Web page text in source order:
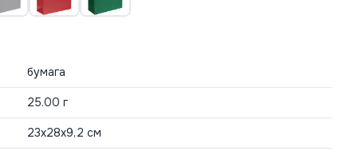
бумага
25.00 г
23х28х9,2 см